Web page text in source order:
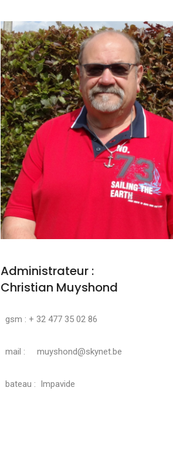
Administrateur :
Christian Muyshond
gsm : + 32 477 35 02 86
mail : muyshond@skynet.be
bateau : Impavide